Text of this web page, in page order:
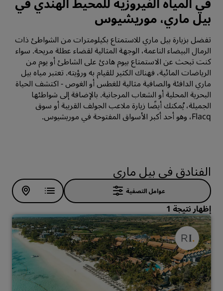
بيل ماري، موريشيوس
تفضل بزيارة بيل ماري للاستمتاع بكيلومترات من الشواطئ ذات
الرمال البيضاء الناعمة، الوجهة المثالية لقضاء عطلة مريحة. سواء
كنت تبحث عن الاستمتاع بيوم هادئ على الشاطئ أو يوم من
الرياضات المائية، فهناك الكثير للقيام به ورؤيته. تعتبر مياه بيل
ماري الدافئة والصافية مثالية للغطس أو الغوص - اكتشف الحياة
البحرية المحلية أو الشعاب المرجانية. بالإضافة إلى شواطئها
الجميلة، يُمكنك أيضًا زيارة ملاعب الجولف القريبة أو سوق
Flacq، وهو أحد أكبر الأسواق المفتوحة في موريشيوس.
الفنادق في بيل ماري
عوامل التصفية
إظهار نتيجة 1